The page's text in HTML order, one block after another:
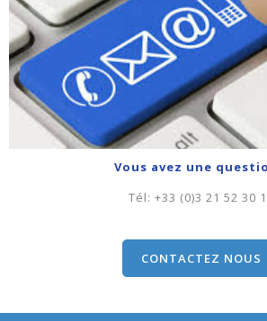
Vous avez une
Tél: +33 (0)3 21 52 30
CONTACTEZ NOUS